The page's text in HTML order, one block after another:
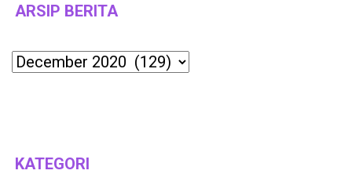
ARSIP BERITA
Archives
KATEGORI